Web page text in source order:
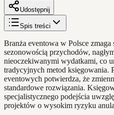
Udostępnij
Spis treści
Branża eventowa w Polsce
sezonowością przychodów,
nieoczekiwanymi wydatkami, co
tradycyjnych metod księgowania.
eventowych potwierdza, że
standardowe rozwiązania.
specjalistycznego podejścia
projektów o wysokim ryzyku